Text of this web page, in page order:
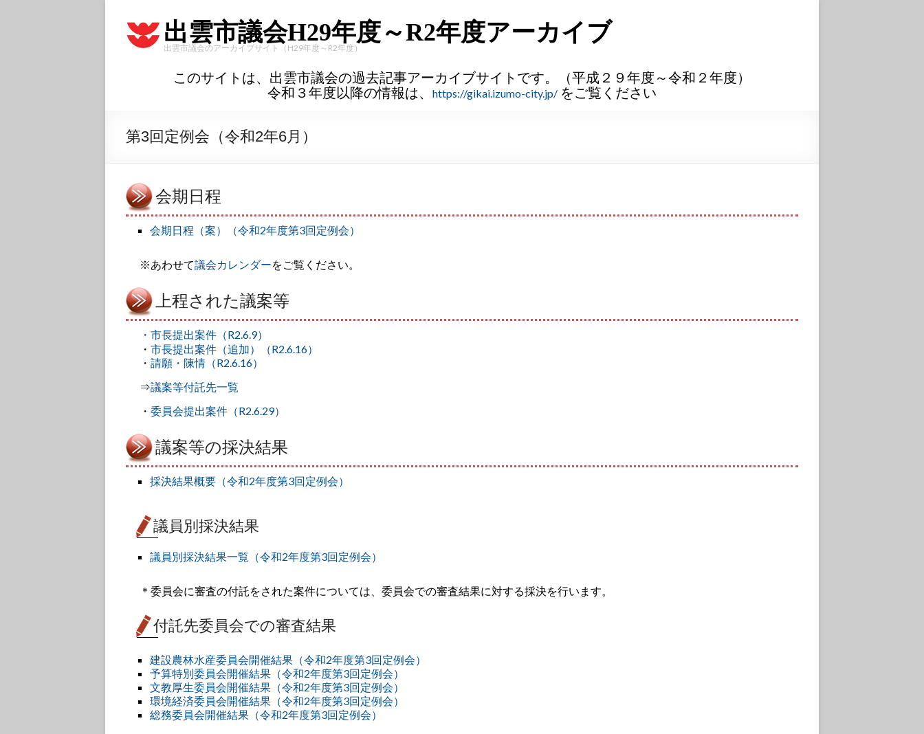
出雲市議会H29年度～R2年度アーカイブ
出雲市議会のアーカイブサイト（H29年度～R2年度）
このサイトは、出雲市議会の過去記事アーカイブサイトです。（平成２９年度～令和２年度）
令和３年度以降の情報は、
https://gikai.izumo-city.jp/ をご覧ください
第3回定例会（令和2年6月）
会期日程
会期日程（案）（令和2年度第3回定例会）
※あわせて議会カレンダーをご覧ください。
上程された議案等
・ 市長提出案件（R2.6.9）
・ 市長提出案件（追加）（R2.6.16）
・ 請願・陳情（R2.6.16）
⇒議案等付託先一覧
・ 委員会提出案件（R2.6.29）
議案等の採決結果
採決結果概要（令和2年度第3回定例会）
議員別採決結果
議員別採決結果一覧（令和2年度第3回定例会）
＊委員会に審査の付託をされた案件については、委員会での審査結果に対する採決を行います。
付託先委員会での審査結果
建設農林水産委員会開催結果（令和2年度第3回定例会）
予算特別委員会開催結果（令和2年度第3回定例会）
文教厚生委員会開催結果（令和2年度第3回定例会）
環境経済委員会開催結果（令和2年度第3回定例会）
総務委員会開催結果（令和2年度第3回定例会）